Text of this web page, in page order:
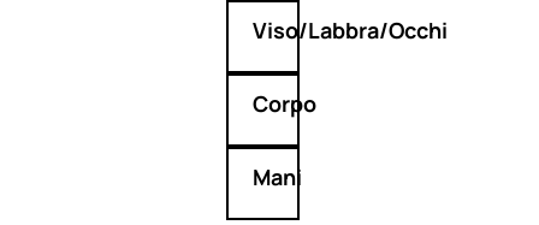
Viso/Labbra/Occhi
Corpo
Mani